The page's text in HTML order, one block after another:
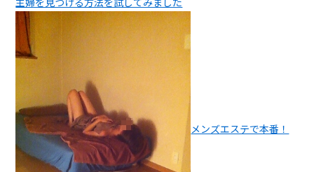
主婦を見つける方法を試してみました
メンズエステで本番！